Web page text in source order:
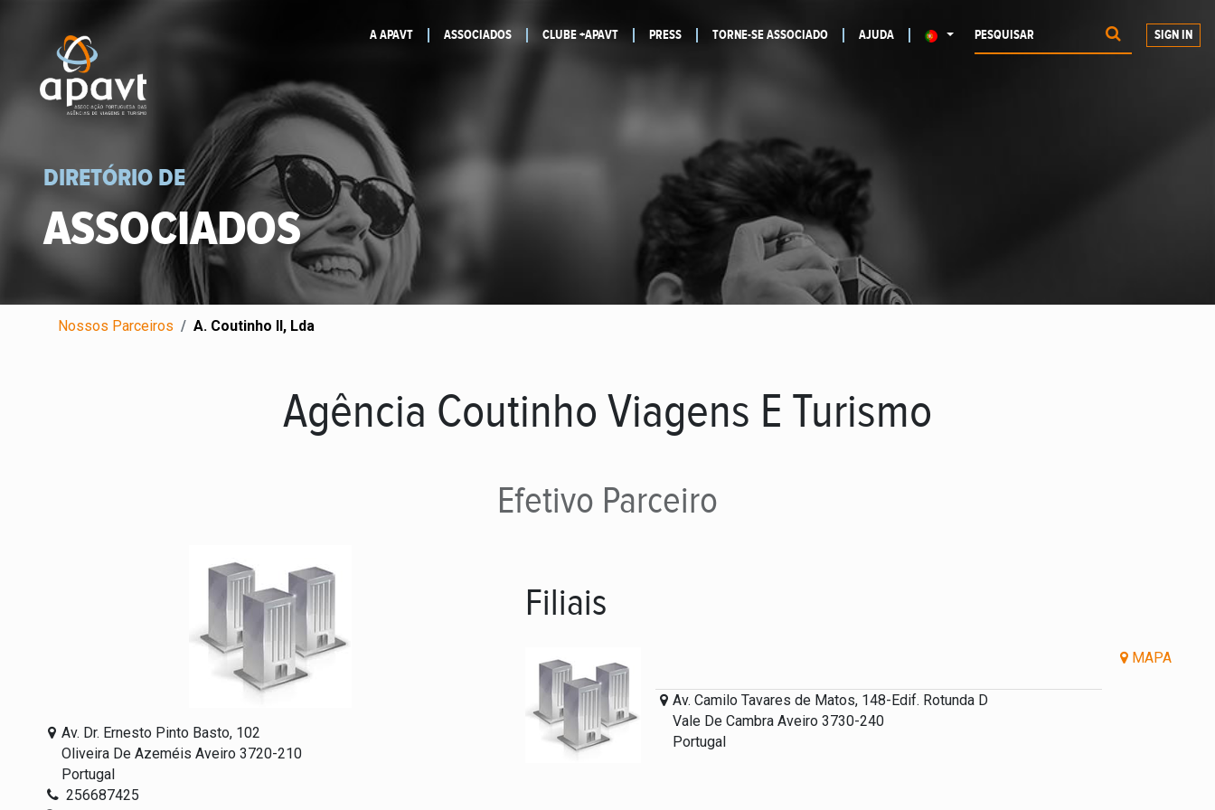
A APAVT ASSOCIADOS CLUBE +APAVT PRESS TORNE-SE ASSOCIADO AJUDA SIGN IN
DIRETÓRIO DE
ASSOCIADOS
Nossos Parceiros A. Coutinho II, Lda
Agência Coutinho Viagens E Turismo
Efetivo Parceiro
Av. Dr. Ernesto Pinto Basto, 102
Oliveira De Azeméis Aveiro 3720-210
Portugal
256687425
Filiais
Av. Camilo Tavares de Matos, 148-Edif. Rotunda D
Vale De Cambra Aveiro 3730-240
Portugal
MAPA